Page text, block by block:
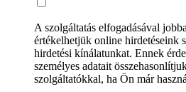
A szolgáltatás elfogadásával
értékelhetjük online hirdetéseink
hirdetési kínálatunkat. Ennek
személyes adatait
szolgáltatókkal, ha Ön már